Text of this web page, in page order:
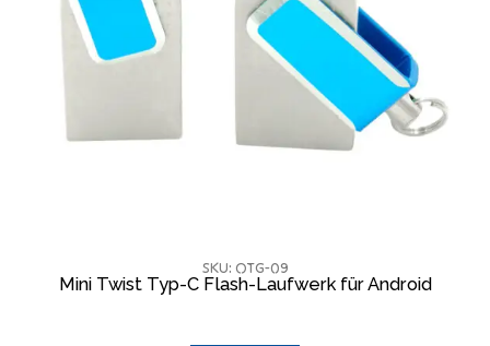
SKU: OTG-09
Mini Twist Typ-C Flash-Laufwerk für Android